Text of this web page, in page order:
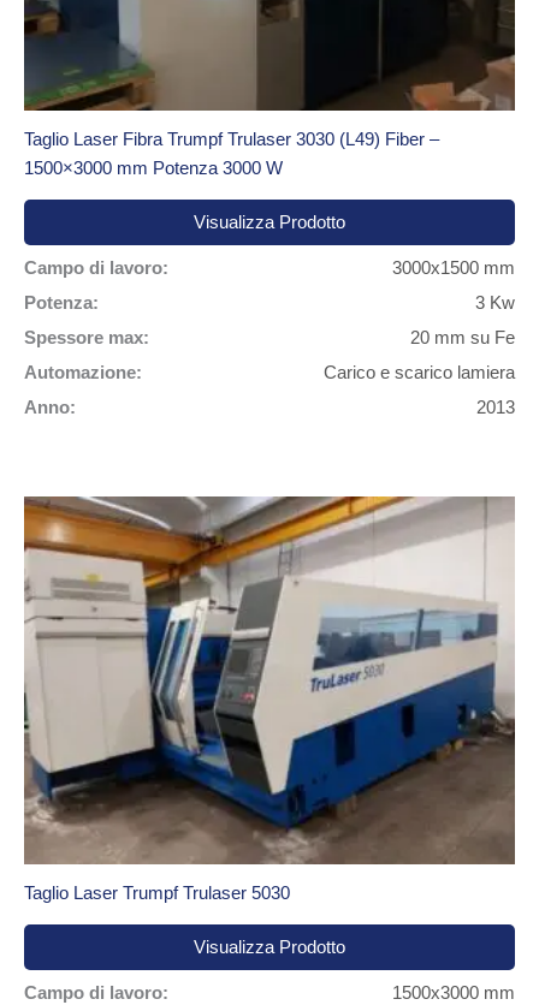
Taglio Laser Fibra Trumpf Trulaser 3030 (L49) Fiber –
1500×3000 mm Potenza 3000 W
Visualizza Prodotto
Campo di lavoro:
3000x1500 mm
Potenza:
3 Kw
Spessore max:
20 mm su Fe
Automazione:
Carico e scarico lamiera
Anno:
2013
Taglio Laser Trumpf Trulaser 5030
Visualizza Prodotto
Campo di lavoro: 1500x3000 mm